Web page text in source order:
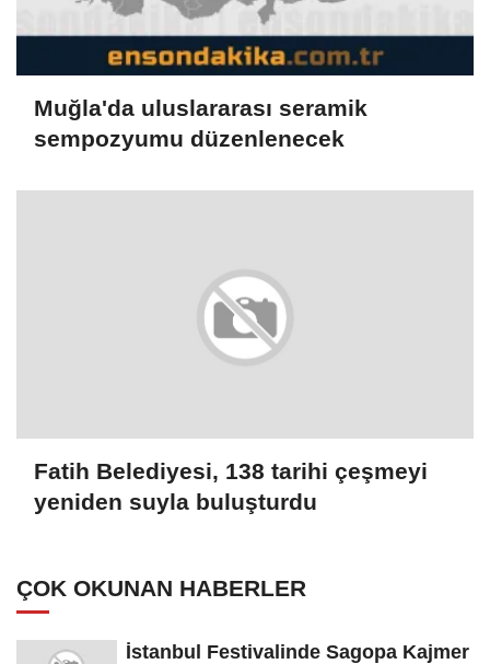
Muğla'da uluslararası seramik
sempozyumu düzenlenecek
Fatih Belediyesi, 138 tarihi çeşmeyi
yeniden suyla buluşturdu
ÇOK OKUNAN HABERLER
İstanbul Festivalinde Sagopa Kajmer